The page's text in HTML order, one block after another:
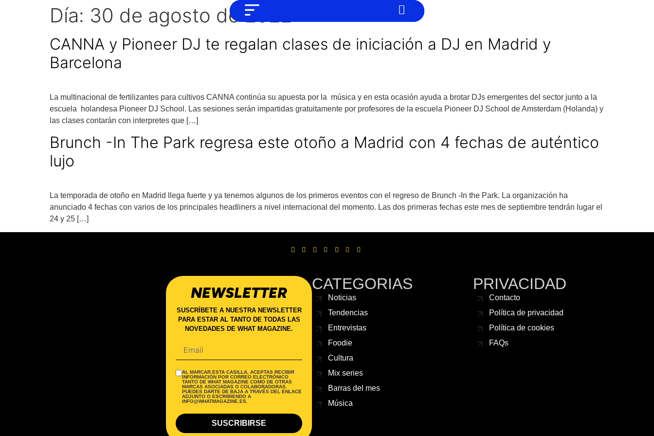
Tendencias
Foodie
Cultura
Barras Del Mes
Día: 30 de agosto de 2022
CANNA y Pioneer DJ te regalan clases de iniciación a DJ en Madrid y
Barcelona
La multinacional de fertilizantes para cultivos CANNA continúa su apuesta por la música y en esta ocasión ayuda a brotar DJs emergentes del sector junto a la
escuela holandesa Pioneer DJ School. Las sesiones serán impartidas gratuitamente por profesores de la escuela Pioneer DJ School de Amsterdam (Holanda) y
las clases contarán con interpretes que […]
Brunch -In The Park regresa este otoño a Madrid con 4 fechas de auténtico
lujo
La temporada de otoño en Madrid llega fuerte y ya tenemos algunos de los primeros eventos con el regreso de Brunch -In the Park. La organización ha
anunciado 4 fechas con varios de los principales headliners a nivel internacional del momento. Las dos primeras fechas este mes de septiembre tendrán lugar el
24 y 25 […]
NEWSLETTER
SUSCRÍBETE A NUESTRA NEWSLETTER
PARA ESTAR AL TANTO DE TODAS LAS
NOVEDADES DE WHAT MAGAZINE.
AL MARCAR ESTA CASILLA, ACEPTAS RECIBIR
INFORMACIÓN POR CORREO ELECTRÓNICO
TANTO DE WHAT MAGAZINE COMO DE OTRAS
MARCAS ASOCIADAS O COLABORADORAS.
PUEDES DARTE DE BAJA A TRAVÉS DEL ENLACE
ADJUNTO O ESCRIBIENDO A
INFO@WHATMAGAZINE.ES.
CATEGORIAS
Noticias
Tendencias
Entrevistas
Foodie
Cultura
Mix series
Barras del mes
Música
PRIVACIDAD
Contacto
Política de privacidad
Política de cookies
FAQs